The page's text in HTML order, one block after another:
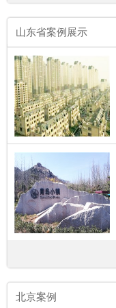
山东省案例展示
北京案例